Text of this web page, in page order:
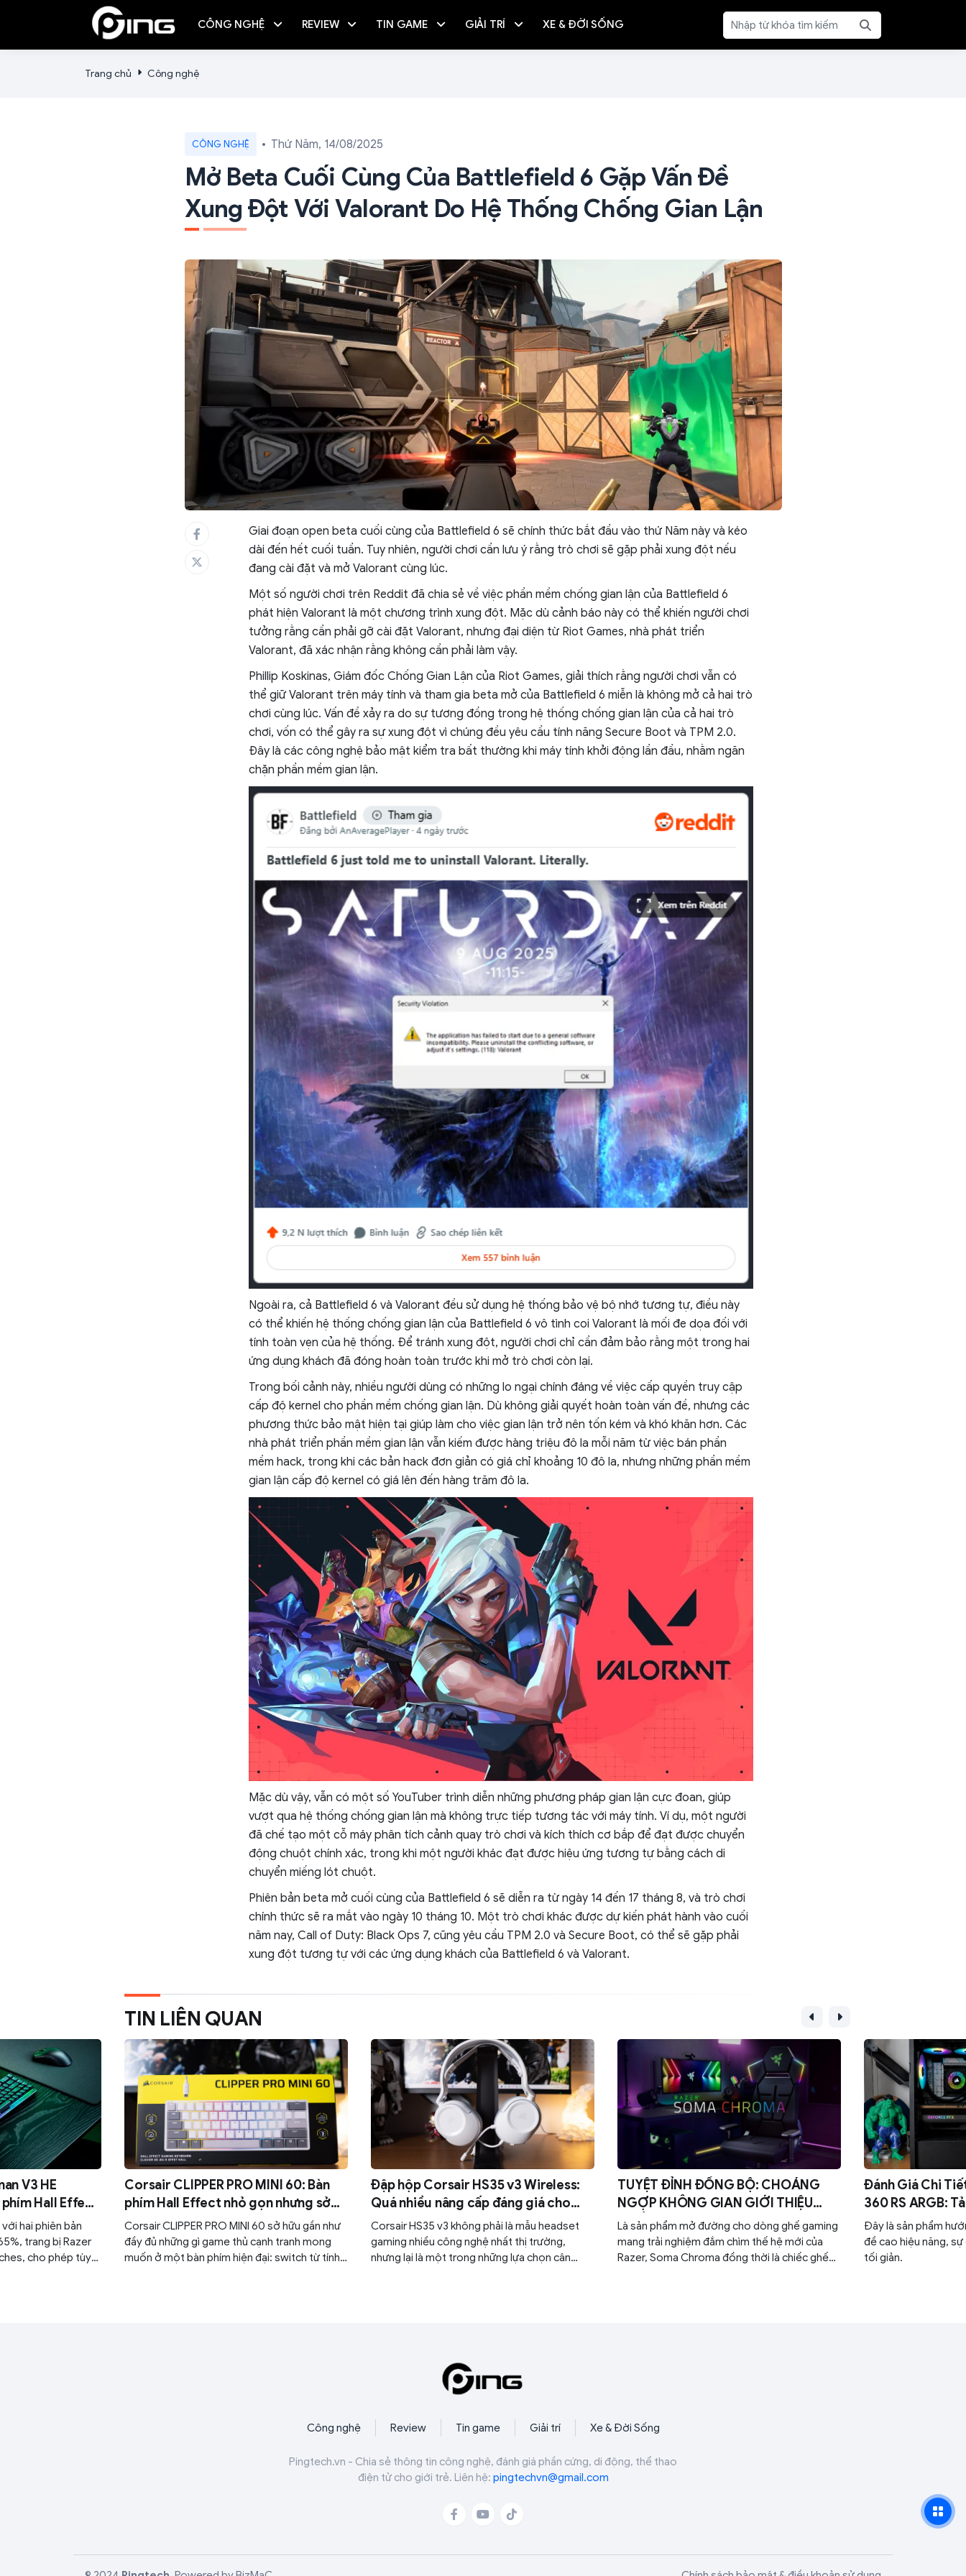
CÔNG NGHỆ REVIEW TIN GAME GIẢI TRÍ XE & ĐỜI SỐNG
Trang chủ Công nghệ
CÔNG NGHỆ Thứ Năm, 14/08/2025
Mở Beta Cuối Cùng Của Battlefield 6 Gặp Vấn Đề
Xung Đột Với Valorant Do Hệ Thống Chống Gian Lận
Giai đoạn open beta cuối cùng của Battlefield 6 sẽ chính thức bắt đầu vào thứ Năm này và kéo
dài đến hết cuối tuần. Tuy nhiên, người chơi cần lưu ý rằng trò chơi sẽ gặp phải xung đột nếu
đang cài đặt và mở Valorant cùng lúc.
Một số người chơi trên Reddit đã chia sẻ về việc phần mềm chống gian lận của Battlefield 6
phát hiện Valorant là một chương trình xung đột. Mặc dù cảnh báo này có thể khiến người chơi
tưởng rằng cần phải gỡ cài đặt Valorant, nhưng đại diện từ Riot Games, nhà phát triển
Valorant, đã xác nhận rằng không cần phải làm vậy.
Phillip Koskinas, Giám đốc Chống Gian Lận của Riot Games, giải thích rằng người chơi vẫn có
thể giữ Valorant trên máy tính và tham gia beta mở của Battlefield 6 miễn là không mở cả hai trò
chơi cùng lúc. Vấn đề xảy ra do sự tương đồng trong hệ thống chống gian lận của cả hai trò
chơi, vốn có thể gây ra sự xung đột vì chúng đều yêu cầu tính năng Secure Boot và TPM 2.0.
Đây là các công nghệ bảo mật kiểm tra bất thường khi máy tính khởi động lần đầu, nhằm ngăn
chặn phần mềm gian lận.
Ngoài ra, cả Battlefield 6 và Valorant đều sử dụng hệ thống bảo vệ bộ nhớ tương tự, điều này
có thể khiến hệ thống chống gian lận của Battlefield 6 vô tình coi Valorant là mối đe dọa đối với
tính toàn vẹn của hệ thống. Để tránh xung đột, người chơi chỉ cần đảm bảo rằng một trong hai
ứng dụng khách đã đóng hoàn toàn trước khi mở trò chơi còn lại.
Trong bối cảnh này, nhiều người dùng có những lo ngại chính đáng về việc cấp quyền truy cập
cấp độ kernel cho phần mềm chống gian lận. Dù không giải quyết hoàn toàn vấn đề, nhưng các
phương thức bảo mật hiện tại giúp làm cho việc gian lận trở nên tốn kém và khó khăn hơn. Các
nhà phát triển phần mềm gian lận vẫn kiếm được hàng triệu đô la mỗi năm từ việc bán phần
mềm hack, trong khi các bản hack đơn giản có giá chỉ khoảng 10 đô la, nhưng những phần mềm
gian lận cấp độ kernel có giá lên đến hàng trăm đô la.
Mặc dù vậy, vẫn có một số YouTuber trình diễn những phương pháp gian lận cực đoan, giúp
vượt qua hệ thống chống gian lận mà không trực tiếp tương tác với máy tính. Ví dụ, một người
đã chế tạo một cỗ máy phân tích cảnh quay trò chơi và kích thích cơ bắp để đạt được chuyển
động chuột chính xác, trong khi một người khác đạt được hiệu ứng tương tự bằng cách di
chuyển miếng lót chuột.
Phiên bản beta mở cuối cùng của Battlefield 6 sẽ diễn ra từ ngày 14 đến 17 tháng 8, và trò chơi
chính thức sẽ ra mắt vào ngày 10 tháng 10. Một trò chơi khác được dự kiến phát hành vào cuối
năm nay, Call of Duty: Black Ops 7, cũng yêu cầu TPM 2.0 và Secure Boot, có thể sẽ gặp phải
xung đột tương tự với các ứng dụng khách của Battlefield 6 và Valorant.
TIN LIÊN QUAN
V3 HE
Hall Effect
hai phiên bản
trang bị Razer
cho phép tùy
Corsair CLIPPER PRO MINI 60: Bàn
phím Hall Effect nhỏ gọn nhưng sở
hữu sức mạnh
Corsair CLIPPER PRO MINI 60 sở hữu gần như
đầy đủ những gì game thủ cạnh tranh mong
muốn ở một bàn phím hiện đại: switch từ tính
Đập hộp Corsair HS35 v3 Wireless:
Quá nhiều nâng cấp đáng giá cho
một chiếc tai nghe gaming quốc dân
Corsair HS35 v3 không phải là mẫu headset
gaming nhiều công nghệ nhất thị trường,
nhưng lại là một trong những lựa chọn cân
TUYỆT ĐỈNH ĐỒNG BỘ: CHOÁNG
NGỢP KHÔNG GIAN GIỚI THIỆU
GHẾ GAMING RAZER SOMA
CHROMA
Là sản phẩm mở đường cho dòng ghế gaming
mang trải nghiệm đắm chìm thế hệ mới của
Razer, Soma Chroma đồng thời là chiếc ghế
Đánh Giá Chi
360 RS ARGB:
Đáng Mua Nhất
Đây là sản phẩm
đề cao hiệu năng,
tối giản.
Công nghệ Review Tin game Giải trí Xe & Đời Sống
Pingtech.vn - Chia sẻ thông tin công nghệ, đánh giá phần cứng, di động, thể thao
điện tử cho giới trẻ. Liên hệ: pingtechvn@gmail.com